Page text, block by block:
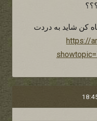
کن شاید به دردت
https://